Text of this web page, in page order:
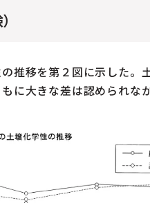
推移を第２図に示した。
に大きな差は認められな